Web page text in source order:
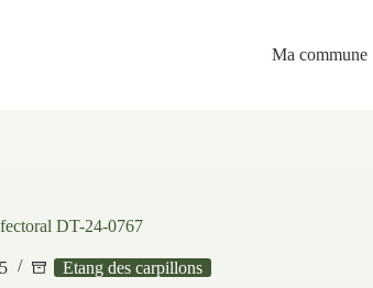
Ma commune
DT-24-0767
Etang des carpillons